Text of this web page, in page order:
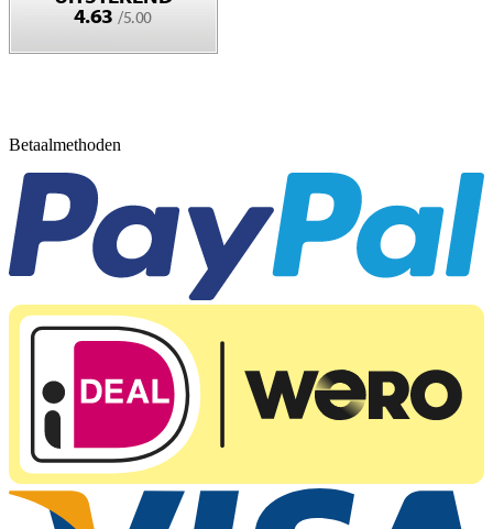
Betaalmethoden